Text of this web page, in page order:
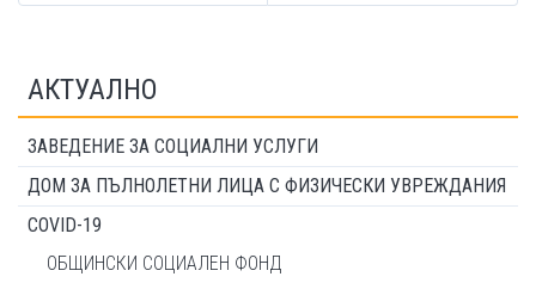
АКТУАЛНО
ЗАВЕДЕНИЕ ЗА СОЦИАЛНИ УСЛУГИ
ДОМ ЗА ПЪЛНОЛЕТНИ ЛИЦА С ФИЗИЧЕСКИ УВРЕЖДАНИЯ
COVID-19
ОБЩИНСКИ СОЦИАЛЕН ФОНД